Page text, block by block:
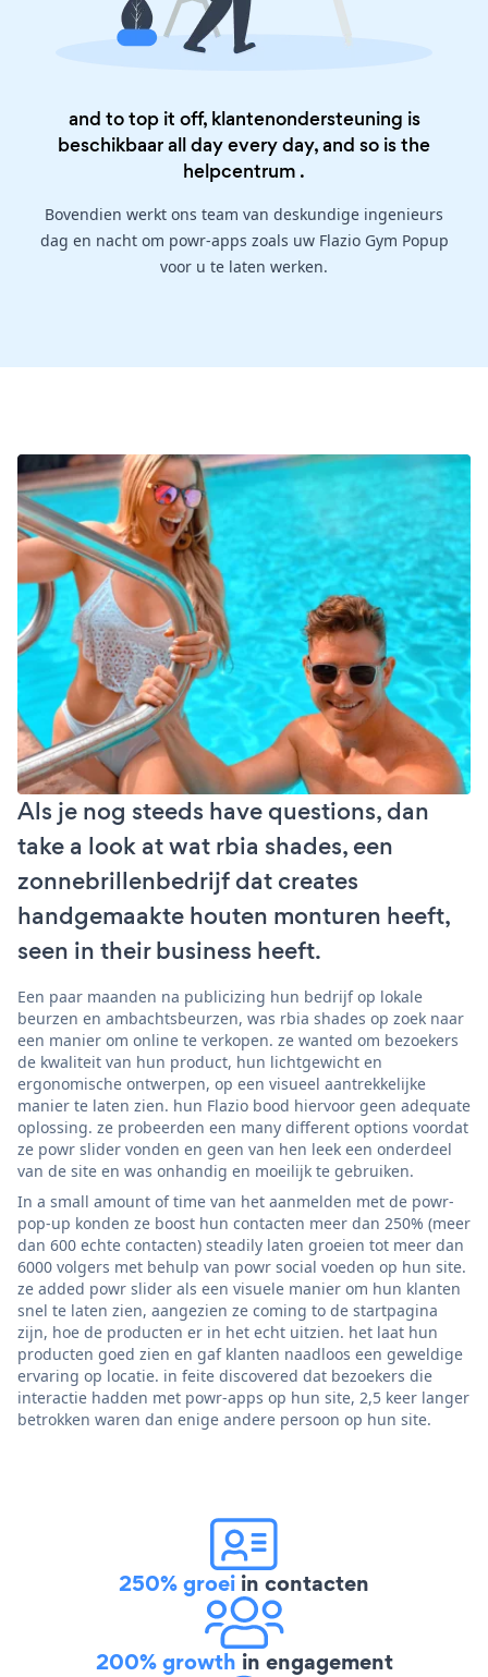
and to top it off, klantenondersteuning is
beschikbaar all day every day, and so is the
helpcentrum .
Bovendien werkt ons team van deskundige ingenieurs
dag en nacht om powr-apps zoals uw Flazio Gym Popup
voor u te laten werken.
Als je nog steeds have questions, dan
take a look at wat rbia shades, een
zonnebrillenbedrijf dat creates
handgemaakte houten monturen heeft,
seen in their business heeft.
Een paar maanden na publicizing hun bedrijf op lokale
beurzen en ambachtsbeurzen, was rbia shades op zoek naar
een manier om online te verkopen. ze wanted om bezoekers
de kwaliteit van hun product, hun lichtgewicht en
ergonomische ontwerpen, op een visueel aantrekkelijke
manier te laten zien. hun Flazio bood hiervoor geen adequate
oplossing. ze probeerden een many different options voordat
ze powr slider vonden en geen van hen leek een onderdeel
van de site en was onhandig en moeilijk te gebruiken.
In a small amount of time van het aanmelden met de powr-
pop-up konden ze boost hun contacten meer dan 250% (meer
dan 600 echte contacten) steadily laten groeien tot meer dan
6000 volgers met behulp van powr social voeden op hun site.
ze added powr slider als een visuele manier om hun klanten
snel te laten zien, aangezien ze coming to de startpagina
zijn, hoe de producten er in het echt uitzien. het laat hun
producten goed zien en gaf klanten naadloos een geweldige
ervaring op locatie. in feite discovered dat bezoekers die
interactie hadden met powr-apps op hun site, 2,5 keer langer
betrokken waren dan enige andere persoon op hun site.
250% groei in contacten
200% growth in engagement